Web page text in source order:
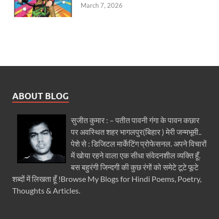
March 7, 2026
ABOUT BLOG
सुजीत कुमार : – पतीत पावनी गंगा के पावन कछार
पर अवस्थित शहर भागलपुर(बिहार ) मेरी जन्मभूमी..
पेशे से : डिजिटल मार्केटिंग प्रोफेसनल. अपने विचारों
में खोया रहने वाला एक सीधा संवेदनशील व्यक्ति हूँ.
बस बहुरंगी जिन्दगी की कुछ रंगों को समेटे टूटे फूटे
शब्दों में लिखता हूँ !Browse My Blogs for Hindi Poems, Poetry,
Thoughts & Articles.